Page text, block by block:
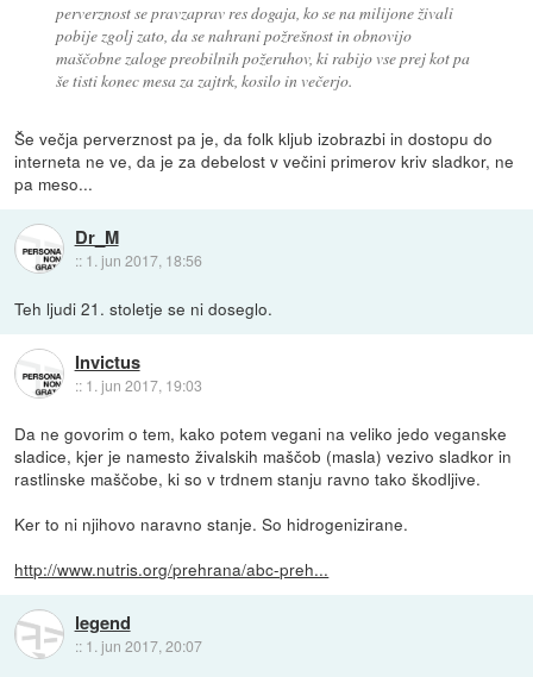
perverznost se pravzaprav res dogaja, ko se na milijone živali
pobije zgolj zato, da se nahrani požrešnost in obnovijo
maščobne zaloge preobilnih požeruhov, ki rabijo vse prej kot pa
še tisti konec mesa za zajtrk, kosilo in večerjo.
Še večja perverznost pa je, da folk kljub izobrazbi in dostopu do
interneta ne ve, da je za debelost v večini primerov kriv sladkor, ne
pa meso...
Dr_M
:: 1. jun 2017, 18:56
Teh ljudi 21. stoletje se ni doseglo.
Invictus
:: 1. jun 2017, 19:03
Da ne govorim o tem, kako potem vegani na veliko jedo veganske
sladice, kjer je namesto živalskih maščob (masla) vezivo sladkor in
rastlinske maščobe, ki so v trdnem stanju ravno tako škodljive.
Ker to ni njihovo naravno stanje. So hidrogenizirane.
http://www.nutris.org/prehrana/abc-preh...
legend
:: 1. jun 2017, 20:07